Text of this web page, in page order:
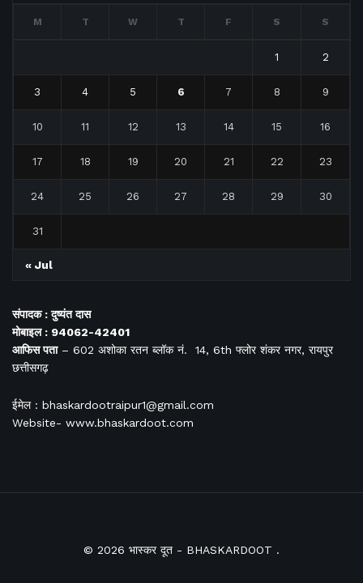
M T W T F S S
1 2
3 4 5 6 7 8 9
10 11 12 13 14 15 16
17 18 19 20 21 22 23
24 25 26 27 28 29 30
31
« Jul
संपादक : दुष्यंत दास
मोबाइल : 94062-42401
आफिसपता– 602 अशोका रतन ब्लॉक नं. 14, 6th फ्लोर शंकर नगर, रायपुर
छत्तीसगढ़
ईमेल : bhaskardootraipur1@gmail.com
Website- www.bhaskardoot.com
© 2026 भास्कर दूत - BHASKARDOOT .